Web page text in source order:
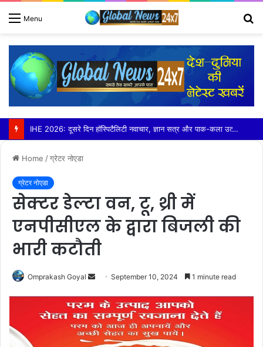
Menu
बड़ौत में हिंदू युवा वाहिनी ने लगाया निशुल्क कावड़ चिकित्सा शिविर
Home /ग्रेटर नोएडा
ग्रेटर नोएडा
सेक्टर डेल्टा वन, टू, थ्री में
एनपीसीएल के द्वारा बिजली की
भारी कटौती
Omprakash Goyal
Send
email
September 10, 2024 1 minute read